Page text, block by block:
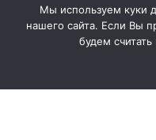
Мы используем куки
нашего сайта. Если Вы
будем считать